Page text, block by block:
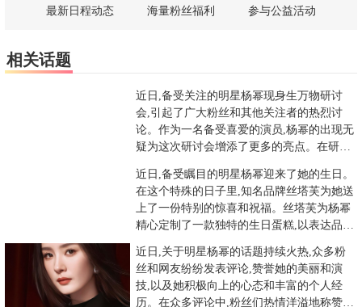
最新日程动态 海量粉丝福利 参与公益活动
相关话题
近日,备受关注的明星杨幂现身生万物研讨
会,引起了广大粉丝和其他关注者的热烈讨
论。作为一名备受喜爱的演员,杨幂的出现无
疑为这次研讨会增添了更多的亮点。在研讨
近日,备受瞩目的明星杨幂迎来了她的生日。
在这个特殊的日子里,知名品牌丝塔芙为她送
上了一份特别的惊喜和祝福。丝塔芙为杨幂
精心定制了一款独特的生日蛋糕,以表达品牌
近日,关于明星杨幂的话题持续火热,众多粉
丝和网友纷纷发表评论,赞誉她的美丽和演
技,以及她积极向上的心态和丰富的个人经
历。在众多评论中,粉丝们热情洋溢地称赞杨